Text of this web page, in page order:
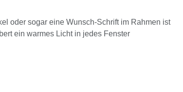
oder sogar eine Wunsch-Schrift im Rahmen ist
ein warmes Licht in jedes Fenster